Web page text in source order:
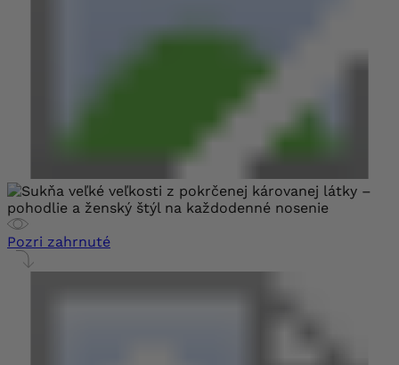
Pozri zahrnuté